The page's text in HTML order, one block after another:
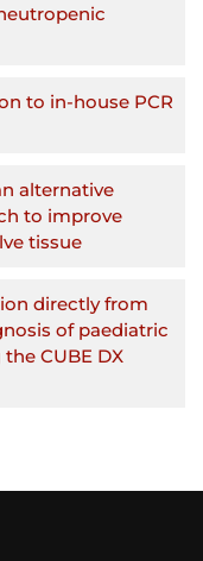
to in-house PCR
alternative
to improve
tissue
directly from
of paediatric
CUBE DX